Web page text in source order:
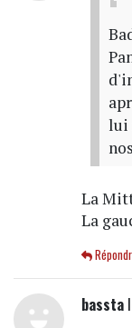
lui
La
La
bassta